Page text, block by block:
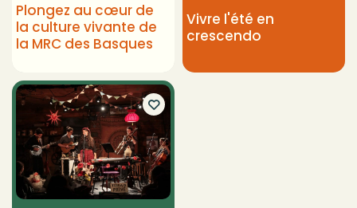
Plongez au cœur de
la culture vivante de
la MRC des Basques
Vivre l'été en
crescendo